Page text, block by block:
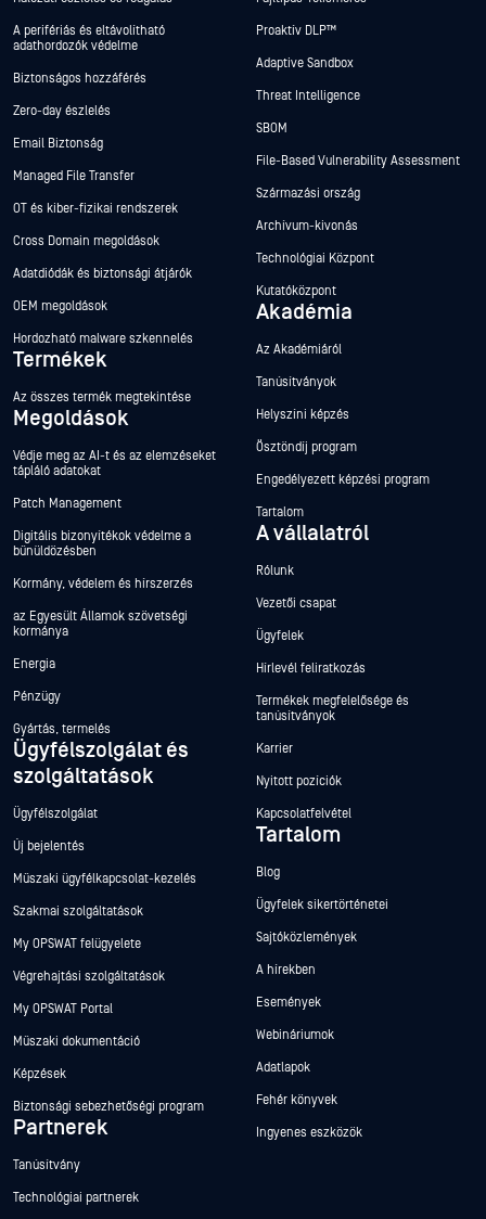
A perifériás és eltávolítható
adathordozók védelme
Biztonságos hozzáférés
Zero-day észlelés
Email Biztonság
Managed File Transfer
OT és kiber-fizikai rendszerek
Cross Domain megoldások
Adatdiódák és biztonsági átjárók
OEM megoldások
Hordozható malware szkennelés
Termékek
Az összes termék megtekintése
Megoldások
Védje meg az AI-t és az elemzéseket
tápláló adatokat
Patch Management
Digitális bizonyítékok védelme a
bűnüldözésben
Kormány, védelem és hírszerzés
az Egyesült Államok szövetségi
kormánya
Energia
Pénzügy
Gyártás, termelés
Ügyfélszolgálat és
szolgáltatások
Ügyfélszolgálat
Új bejelentés
Műszaki ügyfélkapcsolat-kezelés
Szakmai szolgáltatások
My OPSWAT felügyelete
Végrehajtási szolgáltatások
My OPSWAT Portal
Műszaki dokumentáció
Képzések
Biztonsági sebezhetőségi program
Partnerek
Tanúsítvány
Technológiai partnerek
Proaktív DLP™
Adaptive Sandbox
Threat Intelligence
SBOM
File-Based Vulnerability Assessment
Származási ország
Archívum-kivonás
Technológiai Központ
Kutatóközpont
Akadémia
Az Akadémiáról
Tanúsítványok
Helyszíni képzés
Ösztöndíj program
Engedélyezett képzési program
Tartalom
A vállalatról
Rólunk
Vezetői csapat
Ügyfelek
Hírlevél feliratkozás
Termékek megfelelősége és
tanúsítványok
Karrier
Nyitott pozíciók
Kapcsolatfelvétel
Tartalom
Blog
Ügyfelek sikertörténetei
Sajtóközlemények
A hírekben
Események
Webináriumok
Adatlapok
Fehér könyvek
Ingyenes eszközök
I'm Ozzy, your OPSWAT virtual assistant.